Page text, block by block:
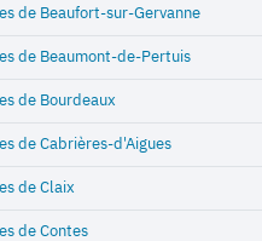
de Beaufort-sur-Gervanne
de Beaumont-de-Pertuis
de Bourdeaux
de Cabrières-d'Aigues
de Claix
de Contes